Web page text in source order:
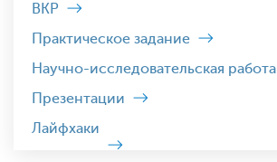
ВКР
Практическое задание
Научно-исследовательская работа
Презентации
Лайфхаки